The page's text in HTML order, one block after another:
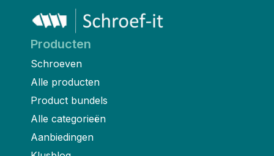
Producten
Schroeven
Alle producten
Product bundels
Alle categorieën
Aanbiedingen